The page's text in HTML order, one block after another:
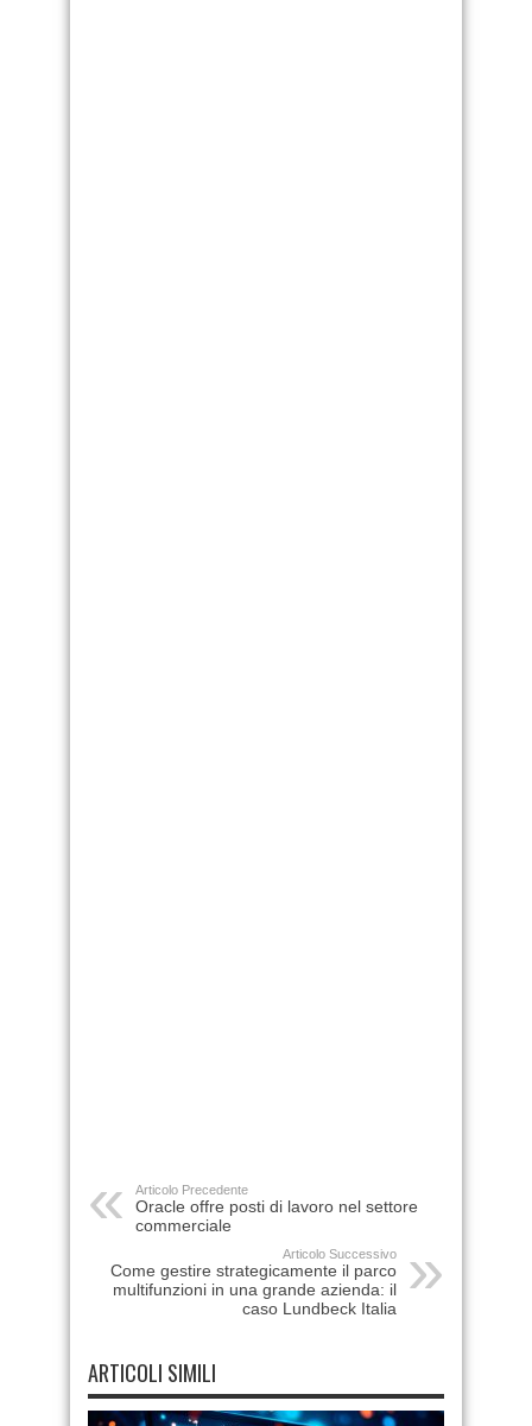
Articolo Precedente
Oracle offre posti di lavoro nel settore
commerciale
Articolo Successivo
Come gestire strategicamente il parco
multifunzioni in una grande azienda: il
caso Lundbeck Italia
ARTICOLI SIMILI